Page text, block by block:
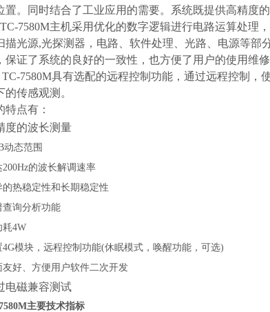
置。同时结合了工业应用的需要。系统既提供高精度
TC-7580M主机采用优化的数字逻辑进行电路运算处理
描光源,光探测器，电路、软件处理、光路、电源等部
保证了系统的良好的一致性，也方便了用户的使用维修
TC-7580M具有选配的远程控制功能，通过远程控制，
的传感观测。
特点有：
度的波长测量
动态范围
200Hz的波长解调速率
的热稳定性和长期稳定性
查询分析功能
耗4W
4G模块，远程控制功能(休眠模式，唤醒功能，可选)
友好、方便用户软件二次开发
电磁兼容测试
主要技术指标